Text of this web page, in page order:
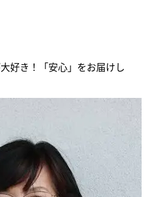
好き！「安心」をお届けし